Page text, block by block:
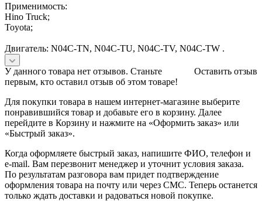
Применимость:
Hino Truck;
Toyota;
Двигатель: N04C-TN, N04C-TU, N04C-TV, N04C-TW .
Оставить отзыв
У данного товара нет отзывов. Станьте
первым, кто оставил отзыв об этом товаре!
Для покупки товара в нашем интернет-магазине выберите
понравившийся товар и добавьте его в корзину. Далее
перейдите в Корзину и нажмите на «Оформить заказ» или
«Быстрый заказ».
Когда оформляете быстрый заказ, напишите ФИО, телефон и
e-mail. Вам перезвонит менеджер и уточнит условия заказа.
По результатам разговора вам придет подтверждение
оформления товара на почту или через СМС. Теперь останется
только ждать доставки и радоваться новой покупке.